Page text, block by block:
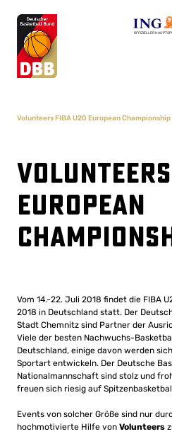
OFFIZIELLER
Volunteers FIBA U20 European Championship
Volunteers
European
Vom 14.-22. Juli 2018 findet die FIBA
2018 in Deutschland statt. Der
Stadt Chemnitz sind Partner der
Viele der besten Nachwuchs-
Deutschland, einige davon werden
Sportart entwickeln. Der Deutsche
Nationalmannschaft sind stolz und
freuen sich riesig auf
Events von solcher Größe sind nur
hochmotivierte Hilfe von Volunteers